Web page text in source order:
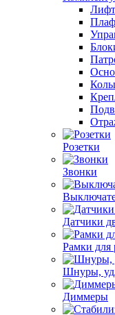
Розетки
Звонки
Датчики
Рамки для
Шнуры,
Диммеры